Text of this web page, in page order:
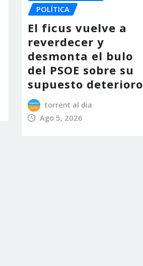
POLÍTICA
El ficus vuelve a
reverdecer y
desmonta el bulo
del PSOE sobre su
supuesto deterioro
torrent al dia
Ago 5, 2026